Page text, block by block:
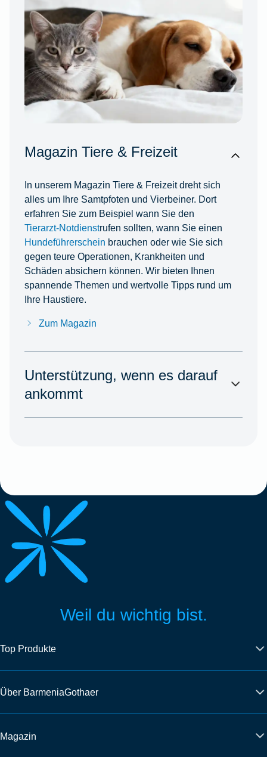
Magazin Tiere & Freizeit
In unserem Magazin Tiere & Freizeit dreht sich
alles um Ihre Samtpfoten und Vierbeiner. Dort
erfahren Sie zum Beispiel wann Sie den
Tierarzt-Notdienstrufen sollten, wann Sie einen
Hundeführerschein brauchen oder wie Sie sich
gegen teure Operationen, Krankheiten und
Schäden absichern können. Wir bieten Ihnen
spannende Themen und wertvolle Tipps rund um
Ihre Haustiere.
Zum Magazin
Unterstützung, wenn es darauf
ankommt
Weil du wichtig bist.
Top Produkte
Über BarmeniaGothaer
Magazin